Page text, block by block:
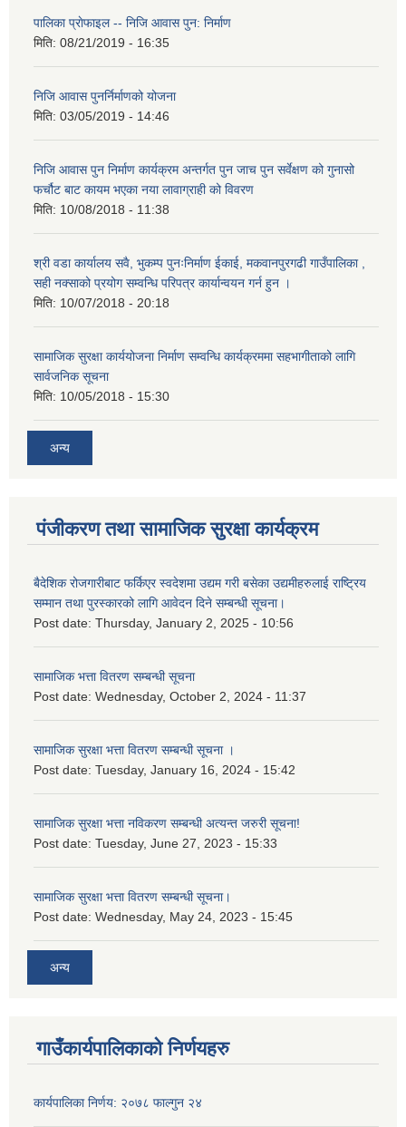
पालिका प्राेफाइल -- निजि आवास पुन: निर्माण
मिति: 08/21/2019 - 16:35
निजि आवास पुनर्निर्माणको योजना
मिति: 03/05/2019 - 14:46
निजि आवास पुन निर्माण कार्यक्रम अन्तर्गत पुन जाच पुन सर्वेक्षण को गुनासो
फर्चौट बाट कायम भएका नया लावाग्राही को विवरण
मिति: 10/08/2018 - 11:38
श्री वडा कार्यालय सवै, भुकम्प पुनःनिर्माण ईकाई, मकवानपुरगढी गाउँपालिका ,
सही नक्साको प्रयोग सम्वन्धि परिपत्र कार्यान्वयन गर्न हुन ।
मिति: 10/07/2018 - 20:18
सामाजिक सुरक्षा कार्ययोजना निर्माण सम्वन्धि कार्यक्रममा सहभागीताको लागि
सार्वजनिक सूचना
मिति: 10/05/2018 - 15:30
अन्य
पंजीकरण तथा सामाजिक सुरक्षा कार्यक्रम
बैदेशिक रोजगारीबाट फर्किएर स्वदेशमा उद्यम गरी बसेका उद्यमीहरुलाई राष्‍ट्रिय
सम्मान तथा पुरस्कारको लागि आवेदन दिने सम्बन्धी सूचना।
Post date: Thursday, January 2, 2025 - 10:56
सामाजिक भत्ता वितरण सम्बन्धी सूचना
Post date: Wednesday, October 2, 2024 - 11:37
सामाजिक सुरक्षा भत्ता वितरण सम्बन्धी सूचना ।
Post date: Tuesday, January 16, 2024 - 15:42
सामाजिक सुरक्षा भत्ता नविकरण सम्बन्धी अत्यन्त जरुरी सूचना!
Post date: Tuesday, June 27, 2023 - 15:33
सामाजिक सुरक्षा भत्ता वितरण सम्बन्धी सूचना।
Post date: Wednesday, May 24, 2023 - 15:45
अन्य
गाउँकार्यपालिकाको निर्णयहरु
कार्यपालिका निर्णय: २०७८ फाल्गुन २४